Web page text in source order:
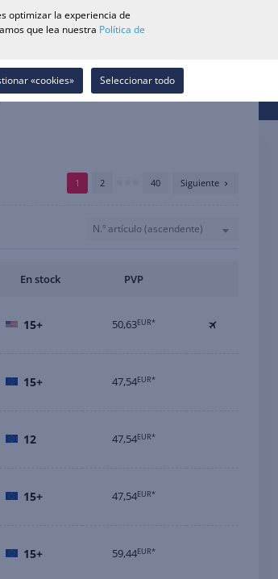
Carrera Lista de deseos
1 2 40 Siguiente
N.º artículo (ascendente)
En stock PVP
15+ 50,63EUR*
15+ 47,54EUR*
12 47,54EUR*
15+ 47,54EUR*
15+ 59,44EUR*
optimizar la experiencia de
que lea nuestra Política de
Seleccionar todo
«cookies»